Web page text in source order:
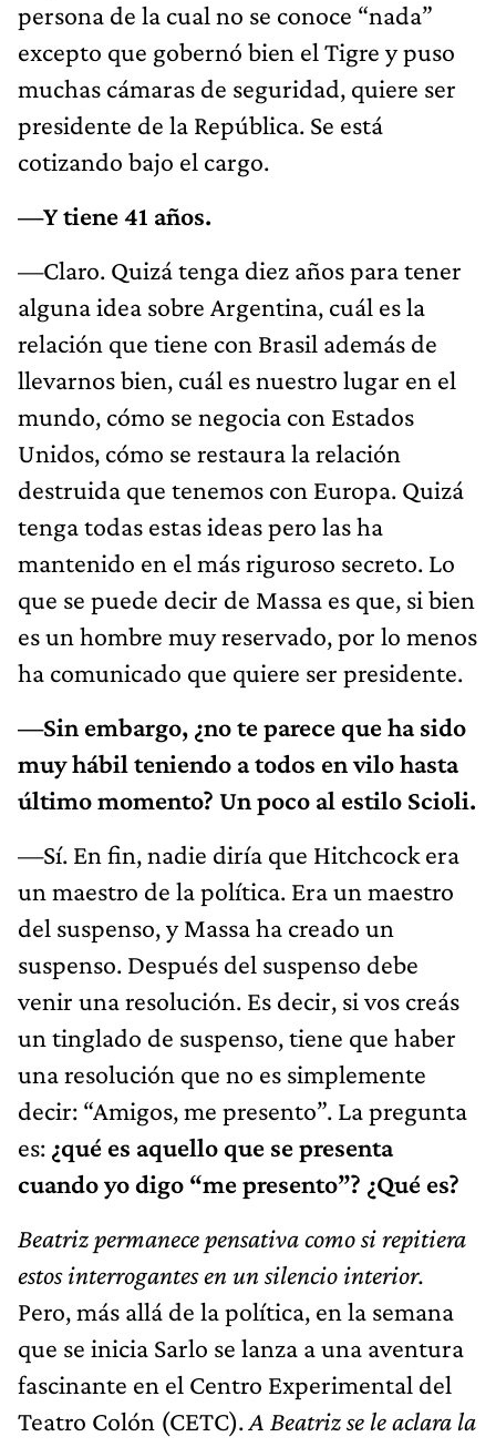
persona de la cual no se conoce “nada”
excepto que gobernó bien el Tigre y puso
muchas cámaras de seguridad, quiere ser
presidente de la República. Se está
cotizando bajo el cargo.
—Y tiene 41 años.
—Claro. Quizá tenga diez años para tener
alguna idea sobre Argentina, cuál es la
relación que tiene con Brasil además de
llevarnos bien, cuál es nuestro lugar en el
mundo, cómo se negocia con Estados
Unidos, cómo se restaura la relación
destruida que tenemos con Europa. Quizá
tenga todas estas ideas pero las ha
mantenido en el más riguroso secreto. Lo
que se puede decir de Massa es que, si bien
es un hombre muy reservado, por lo menos
ha comunicado que quiere ser presidente.
—Sin embargo, ¿no te parece que ha sido
muy hábil teniendo a todos en vilo hasta
último momento? Un poco al estilo Scioli.
—Sí. En fin, nadie diría que Hitchcock era
un maestro de la política. Era un maestro
del suspenso, y Massa ha creado un
suspenso. Después del suspenso debe
venir una resolución. Es decir, si vos creás
un tinglado de suspenso, tiene que haber
una resolución que no es simplemente
decir: “Amigos, me presento”. La pregunta
es: ¿qué es aquello que se presenta
cuando yo digo “me presento”? ¿Qué es?
Beatriz permanece pensativa como si repitiera
estos interrogantes en un silencio interior.
Pero, más allá de la política, en la semana
que se inicia Sarlo se lanza a una aventura
fascinante en el Centro Experimental del
Teatro Colón (CETC).A Beatriz se le aclara la